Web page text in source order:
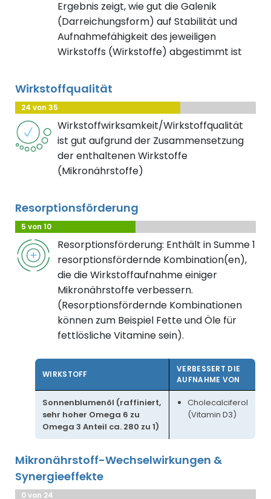
Ergebnis zeigt, wie gut die Galenik
(Darreichungsform) auf Stabilität und
Aufnahmefähigkeit des jeweiligen
Wirkstoffs (Wirkstoffe) abgestimmt ist
Wirkstoffqualität
24 von 35
Wirkstoffwirksamkeit/Wirkstoffqualität
ist gut aufgrund der Zusammensetzung
der enthaltenen Wirkstoffe
(Mikronährstoffe)
Resorptionsförderung
5 von 10
Resorptionsförderung: Enthält in Summe 1
resorptionsfördernde Kombination(en),
die die Wirkstoffaufnahme einiger
Mikronährstoffe verbessern.
(Resorptionsfördernde Kombinationen
können zum Beispiel Fette und Öle für
fettlösliche Vitamine sein).
WIRKSTOFF
VERBESSERT DIE
AUFNAHME VON
Sonnenblumenöl (raffiniert,
sehr hoher Omega 6 zu
Omega 3 Anteil ca. 280 zu 1)
Cholecalciferol
(Vitamin D3)
Mikronährstoff-Wechselwirkungen &
Synergieeffekte
0 von 24